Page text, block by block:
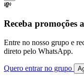
💸
Receba promoções
Entre no nosso grupo e
direto pelo WhatsApp.
Quero entrar no grupo